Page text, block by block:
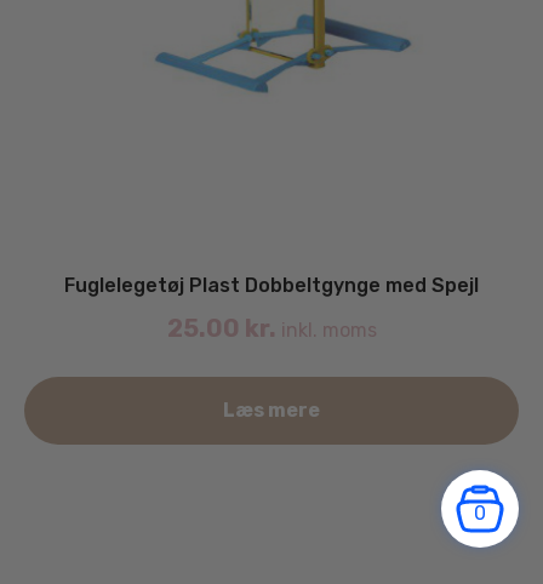
Fuglelegetøj Plast Dobbeltgynge med Spejl
25.00 kr. inkl. moms
Læs mere
0